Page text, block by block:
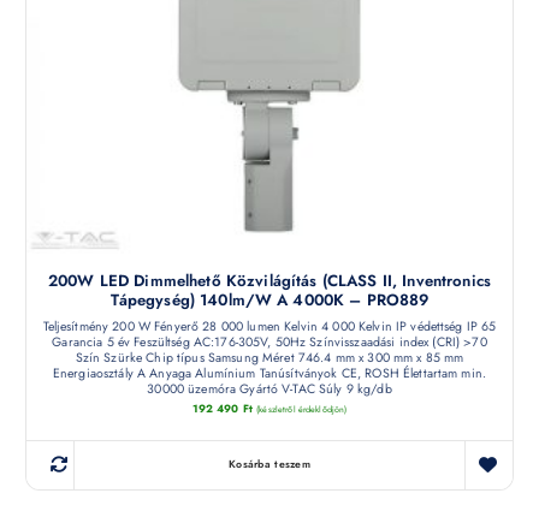
200W LED Dimmelhető Közvilágítás (CLASS II, Inventronics
Tápegység) 140lm/W A 4000K – PRO889
Teljesítmény 200 W Fényerő 28 000 lumen Kelvin 4 000 Kelvin IP védettség IP 65
Garancia 5 év Feszültség AC:176-305V, 50Hz Színvisszaadási index (CRI) >70
Szín Szürke Chip típus Samsung Méret 746.4 mm x 300 mm x 85 mm
Energiaosztály A Anyaga Alumínium Tanúsítványok CE, ROSH Élettartam min.
30000 üzemóra Gyártó V-TAC Súly 9 kg/db
192 490 Ft (készletről érdeklődjön)
Kosárba teszem